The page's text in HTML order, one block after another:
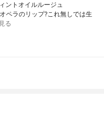
ントオイルルージュ
ペラのリップ?これ無しでは生
る